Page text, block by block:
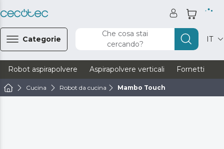
Categorie
Che cosa stai
cercando?
IT
Robot aspirapolvere Aspirapolvere verticali Fornetti
Cucina Robot da cucina Mambo Touch